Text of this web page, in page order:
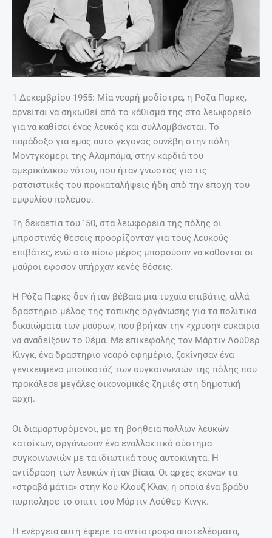
1 Δεκεμβρίου 1955: Μία νεαρή μοδίστρα, η Ρόζα Παρκς,
αρνείται να σηκωθεί από το κάθισμά της στο λεωφορείο
για να καθίσει ένας λευκός και συλλαμβάνεται. Το
παράδοξο για εμάς αυτό γεγονός συνέβη στην πόλη
Μοντγκόμερι της Αλαμπάμα, στην καρδιά του
αμερικάνικου νότου, που ήταν γνωστός για τις
ρατσιστικές του προκαταλήψεις ήδη από την εποχή του
εμφυλίου πολέμου.
Τη δεκαετία του ´50, στα λεωφορεία της πόλης οι
μπροστινές θέσεις προορίζονταν για τους λευκούς
επιβάτες, ενώ στο πίσω μέρος μπορούσαν να κάθονται οι
μαύροι εφόσον υπήρχαν κενές θέσεις.
Η Ρόζα Παρκς δεν ήταν βέβαια μια τυχαία επιβάτις, αλλά
δραστήριο μέλος της τοπικής οργάνωσης για τα πολιτικά
δικαιώματα των μαύρων, που βρήκαν την «χρυσή» ευκαιρία
να αναδείξουν το θέμα. Με επικεφαλής τον Μάρτιν Λούθερ
Κινγκ, ένα δραστήριο νεαρό εφημέριο, ξεκίνησαν ένα
γενικευμένο μποϋκοτάζ των συγκοινωνιών της πόλης που
προκάλεσε μεγάλες οικονομικές ζημιές στη δημοτική
αρχή.
Οι διαμαρτυρόμενοι, με τη βοήθεια πολλών λευκών
κατοίκων, οργάνωσαν ένα εναλλακτικό σύστημα
συγκοινωνιών με τα ιδιωτικά τους αυτοκίνητα. Η
αντίδραση των λευκών ήταν βίαια. Οι αρχές έκαναν τα
«στραβά μάτια» στην Κου Κλουξ Κλαν, η οποία ένα βράδυ
πυρπόλησε το σπίτι του Μάρτιν Λούθερ Κινγκ.
Η ενέργεια αυτή έφερε τα αντίστροφα αποτελέσματα,